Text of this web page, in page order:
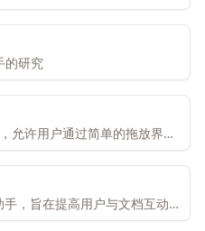
制的自主AI代理。
的研究
允许用户通过简单的拖放界面
台专为创新者和创造者设计，
AI模型以获得独特的结果。
，旨在提高用户与文档互动的